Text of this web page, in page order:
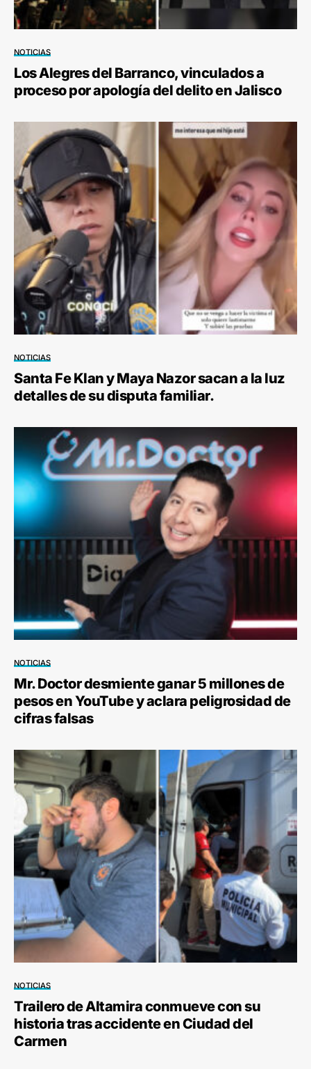
NOTICIAS
Los Alegres del Barranco, vinculados a
proceso por apología del delito en Jalisco
NOTICIAS
Santa Fe Klan y Maya Nazor sacan a la luz
detalles de su disputa familiar.
NOTICIAS
Mr. Doctor desmiente ganar 5 millones de
pesos en YouTube y aclara peligrosidad de
cifras falsas
NOTICIAS
Trailero de Altamira conmueve con su
historia tras accidente en Ciudad del
Carmen